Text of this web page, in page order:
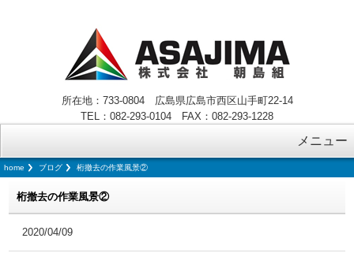
所在地：733-0804 広島県広島市西区山手町22-14
TEL：082-293-0104 FAX：082-293-1228
メニュー
home ブログ 桁撤去の作業風景②
桁撤去の作業風景②
2020/04/09